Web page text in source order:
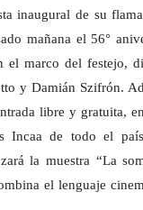
inaugural de su
mañana el 56°
marco del festejo,
y Damián Szifrón.
libre y gratuita,
Incaa de todo el
la muestra “La
el lenguaje